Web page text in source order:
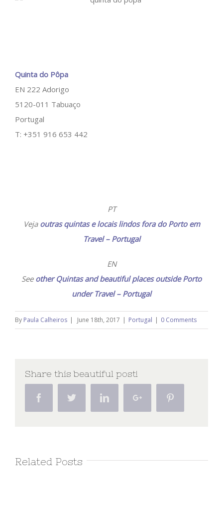
Quinta do Pôpa
EN 222 Adorigo
5120-011 Tabuaço
Portugal
T: +351 916 653 442
PT
Vejaoutras quintas e locais lindos fora do Porto em
Travel – Portugal
EN
Seeother Quintas and beautiful places outside Porto
under Travel – Portugal
By Paula Calheiros | June 18th, 2017 | Portugal | 0 Comments
Share this beautiful post!
Facebook Twitter LinkedinGoogle+
Related Posts